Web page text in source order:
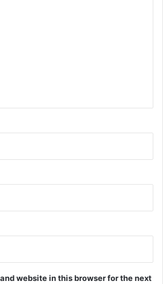
website in this browser for the next